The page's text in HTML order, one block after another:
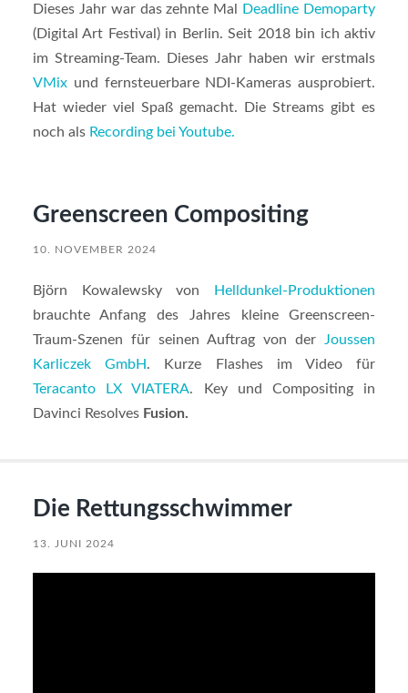
Dieses Jahr war das zehnte Mal
Deadline Demoparty
(Digital Art Festival) in Berlin. Seit 2018 bin ich aktiv
im Streaming-Team. Dieses Jahr haben wir erstmals
VMixund fernsteuerbare NDI-Kameras ausprobiert.
Hat wieder viel Spaß gemacht. Die Streams gibt es
noch als Recording bei Youtube.
Greenscreen Compositing
10. NOVEMBER 2024
Björn Kowalewsky von
Helldunkel-Produktionen
brauchte Anfang des Jahres kleine Greenscreen-
Traum-Szenen für seinen Auftrag von derJoussen
Karliczek GmbH. Kurze Flashes im Video für
Teracanto LX VIATERA. Key und Compositing in
Davinci Resolves Fusion.
Die Rettungsschwimmer
13. JUNI 2024